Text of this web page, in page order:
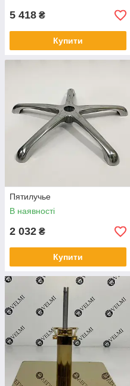
5 418 ₴
Купити
Пятилучье
В наявності
2 032 ₴
Купити